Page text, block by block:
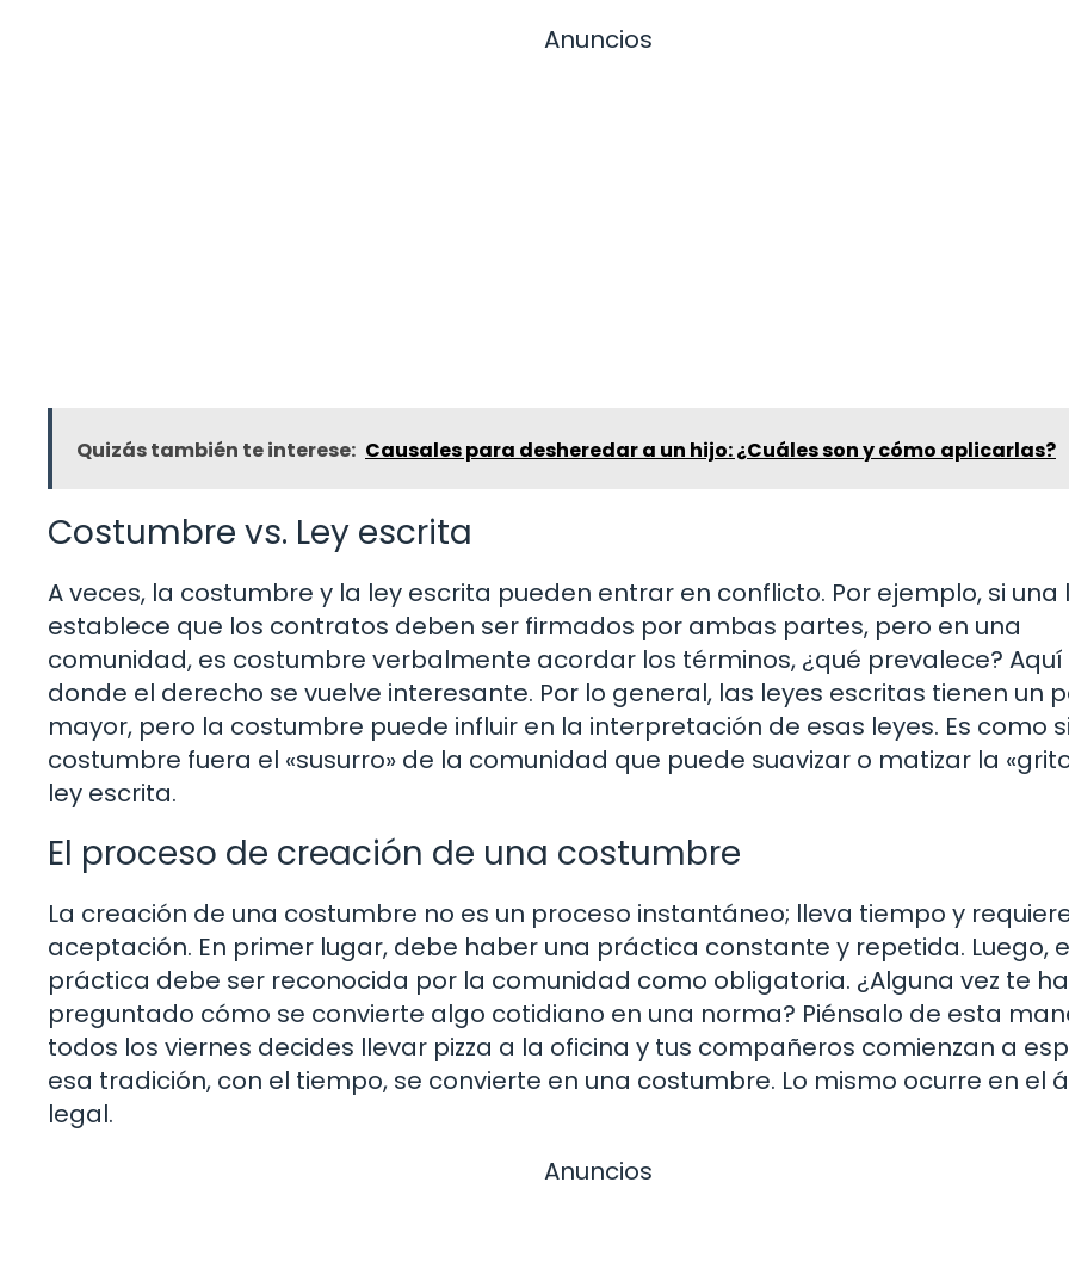
Anuncios
Quizás también te interese: Causales para desheredar a un hijo: ¿Cuáles son y cómo aplicarlas?
Costumbre vs. Ley escrita
A veces, la costumbre y la ley escrita pueden entrar en conflicto. Por ejemplo, si una
establece que los contratos deben ser firmados por ambas partes, pero en una
comunidad, es costumbre verbalmente acordar los términos, ¿qué prevalece? Aquí
donde el derecho se vuelve interesante. Por lo general, las leyes escritas tienen un
mayor, pero la costumbre puede influir en la interpretación de esas leyes. Es como
costumbre fuera el «susurro» de la comunidad que puede suavizar o matizar la
ley escrita.
El proceso de creación de una costumbre
La creación de una costumbre no es un proceso instantáneo; lleva tiempo y
aceptación. En primer lugar, debe haber una práctica constante y repetida. Luego,
práctica debe ser reconocida por la comunidad como obligatoria. ¿Alguna vez te
preguntado cómo se convierte algo cotidiano en una norma? Piénsalo de esta
todos los viernes decides llevar pizza a la oficina y tus compañeros comienzan a
esa tradición, con el tiempo, se convierte en una costumbre. Lo mismo ocurre en el
legal.
Anuncios